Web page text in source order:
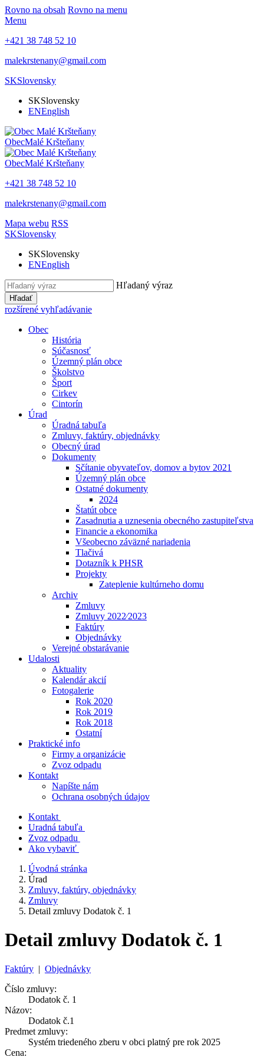
Rovno na obsah Rovno na menu
Menu
+421 38 748 52 10
malekrstenany@gmail.com
SKSlovensky
SKSlovensky
ENEnglish
ObecMalé Kršteňany
ObecMalé Kršteňany
+421 38 748 52 10
malekrstenany@gmail.com
Mapa webu RSS
SKSlovensky
SKSlovensky
ENEnglish
Hľadaný výraz
Hľadať
rozšírené vyhľadávanie
Obec
História
Súčasnosť
Územný plán obce
Školstvo
Šport
Cirkev
Cintorín
Úrad
Úradná tabuľa
Zmluvy, faktúry, objednávky
Obecný úrad
Dokumenty
Sčítanie obyvateľov, domov a bytov 2021
Územný plán obce
Ostatné dokumenty
2024
Štatút obce
Zasadnutia a uznesenia obecného zastupiteľstva
Financie a ekonomika
Všeobecno záväzné nariadenia
Tlačivá
Dotazník k PHSR
Projekty
Zateplenie kultúrneho domu
Archiv
Zmluvy
Zmluvy 2022⁄2023
Faktúry
Objednávky
Verejné obstarávanie
Udalosti
Aktuality
Kalendár akcií
Fotogalerie
Rok 2020
Rok 2019
Rok 2018
Ostatní
Praktické info
Firmy a organizácie
Zvoz odpadu
Kontakt
Napíšte nám
Ochrana osobných údajov
Kontakt
Uradná tabuľa
Zvoz odpadu
Ako vybaviť
Úvodná stránka
Úrad
Zmluvy, faktúry, objednávky
Zmluvy
Detail zmluvy Dodatok č. 1
Detail zmluvy Dodatok č. 1
Faktúry | Objednávky
Číslo zmluvy:
Dodatok č. 1
Názov:
Dodatok č.1
Predmet zmluvy:
Systém triedeného zberu v obci platný pre rok 2025
Cena: